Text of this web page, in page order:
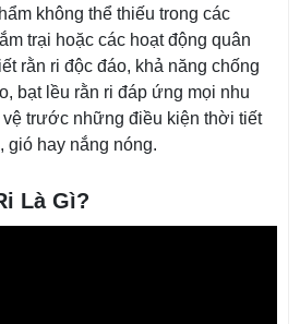
không thể thiếu trong các
trại hoặc các hoạt động quân
rằn ri độc đáo, khả năng chống
bạt lều rằn ri đáp ứng mọi nhu
vệ trước những điều kiện thời tiết
gió hay nắng nóng.
Là Gì?